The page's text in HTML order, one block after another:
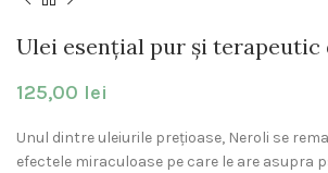
Ulei esențial pur și terapeutic
125,00 lei
Unul dintre uleiurile prețioase, Neroli se
efectele miraculoase pe care le are asupra